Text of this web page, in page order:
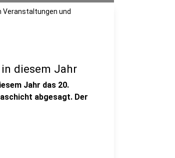
und
diesem Jahr
Jahr das 20.
abgesagt. Der